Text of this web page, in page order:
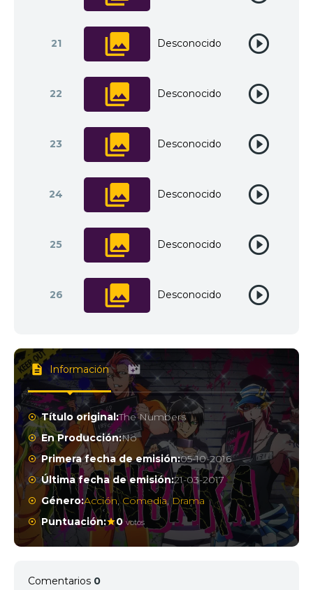
21 Desconocido
22 Desconocido
23 Desconocido
24 Desconocido
25 Desconocido
26 Desconocido
Información
Título original:The Numbers
En Producción:No
Primera fecha de emisión:05-10-2016
Última fecha de emisión:21-03-2017
Género:Acción,Comedia,Drama
Puntuación:
0 votos
Comentarios 0